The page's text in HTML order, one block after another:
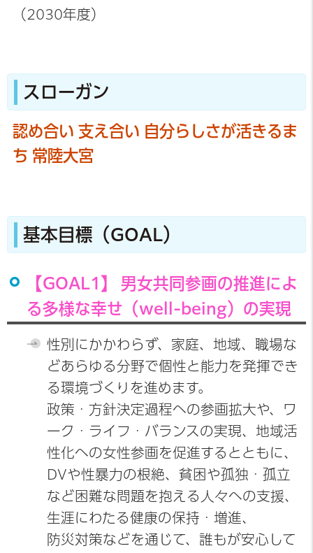
（2030年度）
スローガン
認め合い 支え合い 自分らしさが活きるま
ち 常陸大宮
基本目標（GOAL）
【GOAL1】 男女共同参画の推進によ
る多様な幸せ（well-being）の実現
性別にかかわらず、家庭、地域、職場な
どあらゆる分野で個性と能力を発揮でき
る環境づくりを進めます。
政策・方針決定過程への参画拡大や、ワ
ーク・ライフ・バランスの実現、地域活
性化への女性参画を促進するとともに、
DVや性暴力の根絶、貧困や孤独・孤立
など困難な問題を抱える人々への支援、
生涯にわたる健康の保持・増進、
防災対策などを通じて、誰もが安心して